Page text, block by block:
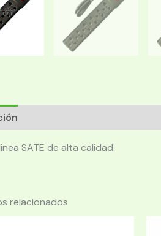
SATE de alta calidad.
relacionados